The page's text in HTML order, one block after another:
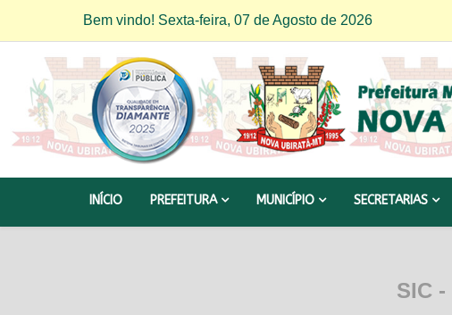
Bem vindo! Sexta-feira, 07 de Agosto de 2026
INÍCIO PREFEITURA MUNICÍPIO SECRETARIAS
SIC